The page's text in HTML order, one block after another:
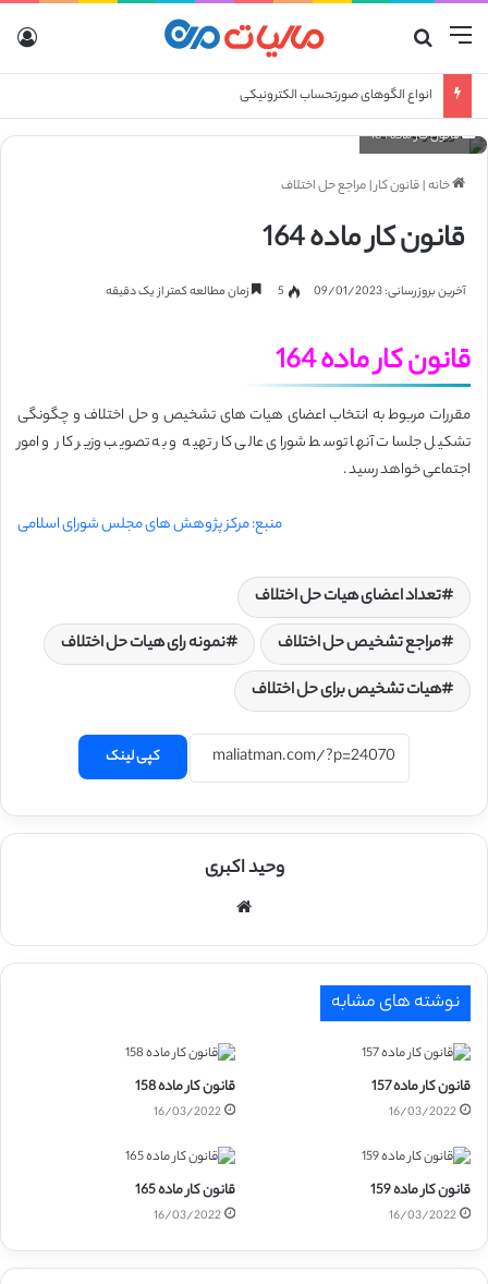
منو
انواع الگوهای صورتحساب الکترونیکی
قانون کار ماده 164
خانه|قانون کار|مراجع حل اختلاف
قانون کار ماده 164
آخرین بروزرسانی: 09/01/2023 5 زمان مطالعه کمتر از یک دقیقه
قانون کار ماده 164
مقررات مربوط به انتخاب اعضای هیات های تشخیص و حل اختلاف و چگونگی
تشکیل جلسات آنها توسط شورای عالی کار تهیه و به تصویب وزیر کار و امور
اجتماعی خواهد رسید .
منبع: مرکز پژوهش های مجلس شورای اسلامی
تعداد اعضای هیات حل اختلاف
مراجع تشخیص حل اختلاف
نمونه رای هیات حل اختلاف
هیات تشخیص برای حل اختلاف
کپی لینک
وحید اکبری
نوشته های مشابه
قانون کار ماده 157
16/03/2022
قانون کار ماده 158
16/03/2022
قانون کار ماده 159
16/03/2022
قانون کار ماده 165
16/03/2022